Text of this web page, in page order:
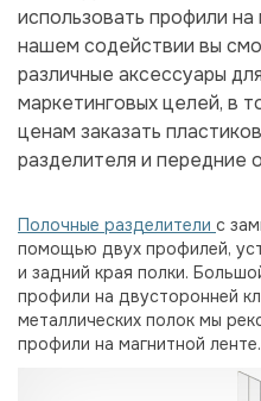
использовать профили
нашем содействии вы
различные аксессуары
маркетинговых целей, в
ценам заказать
разделителя и передние
Полочные разделители с
помощью двух профилей,
и задний края полки.
профили на двусторонней
металлических полок мы
профили на магнитной ленте.